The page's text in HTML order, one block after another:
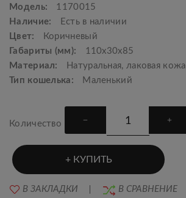
Модель:
1170015
Наличие:
Есть в наличии
Цвет:
Коричневый
Габариты (мм):
110x30x85
Материал:
Натуральная, лаковая кожа
Тип кошелька:
Маленький
Количество
КУПИТЬ
В ЗАКЛАДКИ В СРАВНЕНИЕ